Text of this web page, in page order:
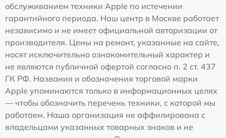
обслуживанием техники Apple по истечении
гарантийного периода. Наш центр в Москве работает
независимо и не имеет официальной авторизации от
производителя. Цены на ремонт, указанные на сайте,
носят исключительно ознакомительный характер и
не являются публичной офертой согласно п. 2 ст. 437
ГК РФ. Названия и обозначения торговой марки
Apple упоминаются только в информационных целях
— чтобы обозначить перечень техники, с которой мы
работаем. Наша организация не аффилирована с
владельцами указанных товарных знаков и не